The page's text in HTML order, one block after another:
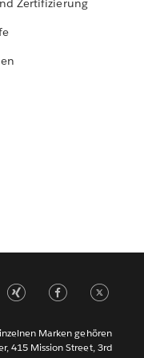
Zertifizierung
Marken gehören
415 Mission Street, 3rd